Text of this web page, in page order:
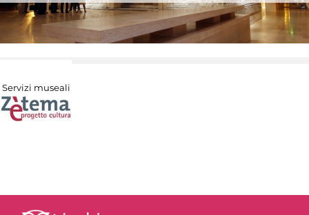
Servizi museali